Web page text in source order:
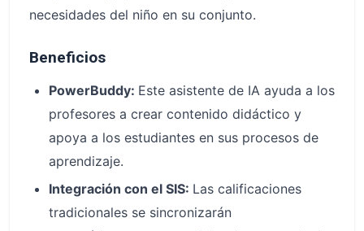
necesidades del niño en su conjunto.
Beneficios
PowerBuddy: Este asistente de IA ayuda a los
profesores a crear contenido didáctico y
apoya a los estudiantes en sus procesos de
aprendizaje.
Integración con el SIS: Las calificaciones
tradicionales se sincronizarán